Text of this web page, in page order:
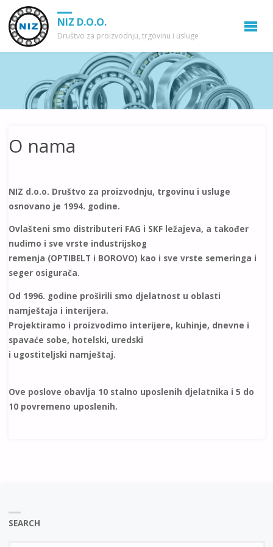
NIZ D.O.O.
Društvo za proizvodnju, trgovinu i usluge
O nama
NIZ d.o.o. Društvo za proizvodnju, trgovinu i usluge
osnovano je 1994. godine.
Ovlašteni smo distributeri FAG i SKF ležajeva, a također
nudimo i sve vrste industrijskog
remenja (OPTIBELT i BOROVO) kao i sve vrste semeringa i
seger osigurača.
Od 1996. godine proširili smo djelatnost u oblasti
namještaja i interijera.
Projektiramo i proizvodimo interijere, kuhinje, dnevne i
spavaće sobe, hotelski, uredski
i ugostiteljski namještaj.
Ove poslove obavlja 10 stalno uposlenih djelatnika i 5 do
10 povremeno uposlenih.
SEARCH